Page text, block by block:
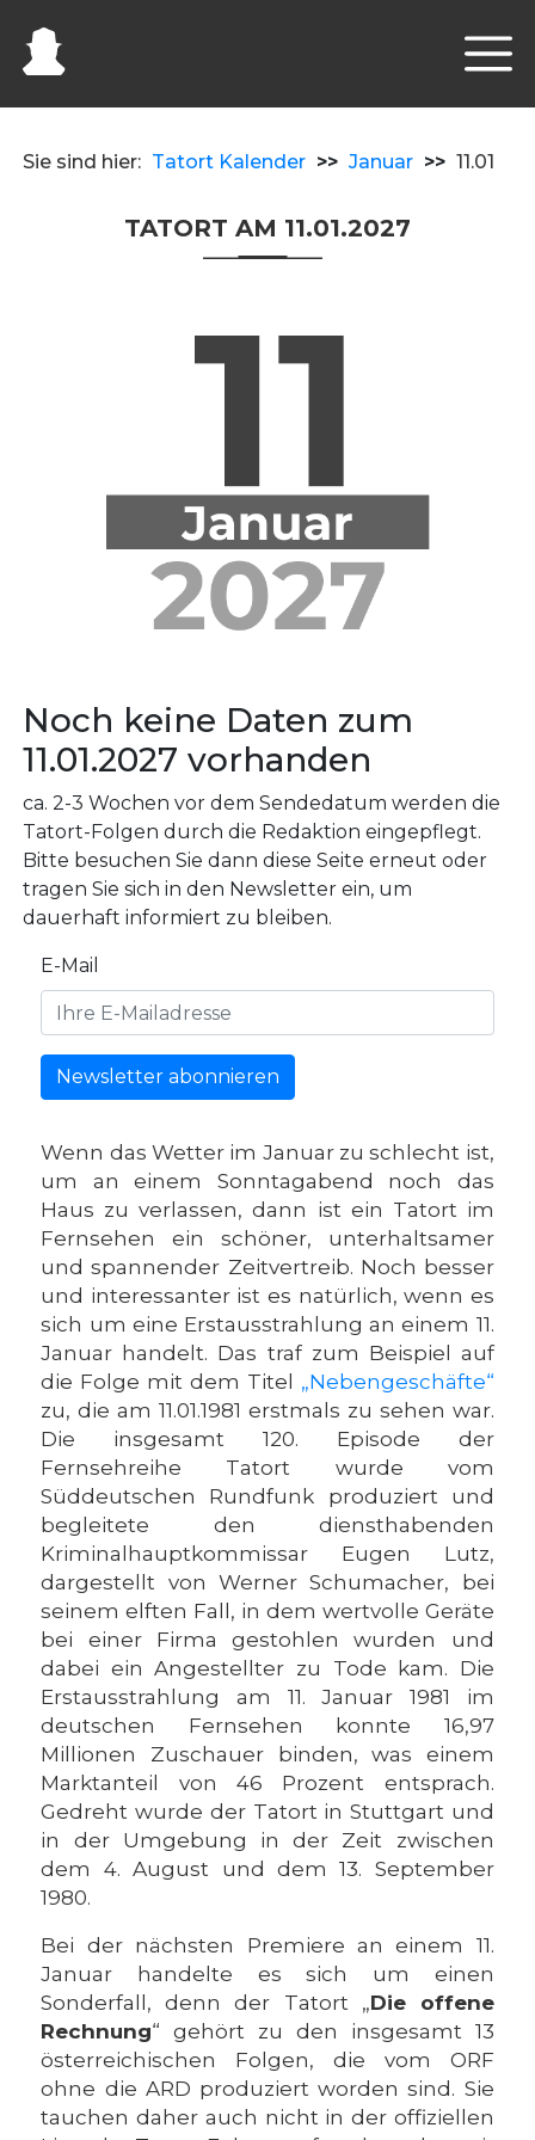
Sie sind hier: Tatort Kalender >> Januar >> 11.01
TATORT AM 11.01.2027
Noch keine Daten zum
11.01.2027 vorhanden
ca. 2-3 Wochen vor dem Sendedatum werden die
Tatort-Folgen durch die Redaktion eingepflegt.
Bitte besuchen Sie dann diese Seite erneut oder
tragen Sie sich in den Newsletter ein, um
dauerhaft informiert zu bleiben.
E-Mail
Newsletter abonnieren
Wenn das Wetter im Januar zu schlecht ist,
um an einem Sonntagabend noch das
Haus zu verlassen, dann ist ein Tatort im
Fernsehen ein schöner, unterhaltsamer
und spannender Zeitvertreib. Noch besser
und interessanter ist es natürlich, wenn es
sich um eine Erstausstrahlung an einem 11.
Januar handelt. Das traf zum Beispiel auf
die Folge mit dem Titel „Nebengeschäfte“
zu, die am 11.01.1981 erstmals zu sehen war.
Die insgesamt 120. Episode der
Fernsehreihe Tatort wurde vom
Süddeutschen Rundfunk produziert und
begleitete den diensthabenden
Kriminalhauptkommissar Eugen Lutz,
dargestellt von Werner Schumacher, bei
seinem elften Fall, in dem wertvolle Geräte
bei einer Firma gestohlen wurden und
dabei ein Angestellter zu Tode kam. Die
Erstausstrahlung am 11. Januar 1981 im
deutschen Fernsehen konnte 16,97
Millionen Zuschauer binden, was einem
Marktanteil von 46 Prozent entsprach.
Gedreht wurde der Tatort in Stuttgart und
in der Umgebung in der Zeit zwischen
dem 4. August und dem 13. September
1980.
Bei der nächsten Premiere an einem 11.
Januar handelte es sich um einen
Sonderfall, denn der Tatort „Die offene
Rechnung“ gehört zu den insgesamt 13
österreichischen Folgen, die vom ORF
ohne die ARD produziert worden sind. Sie
tauchen daher auch nicht in der offiziellen